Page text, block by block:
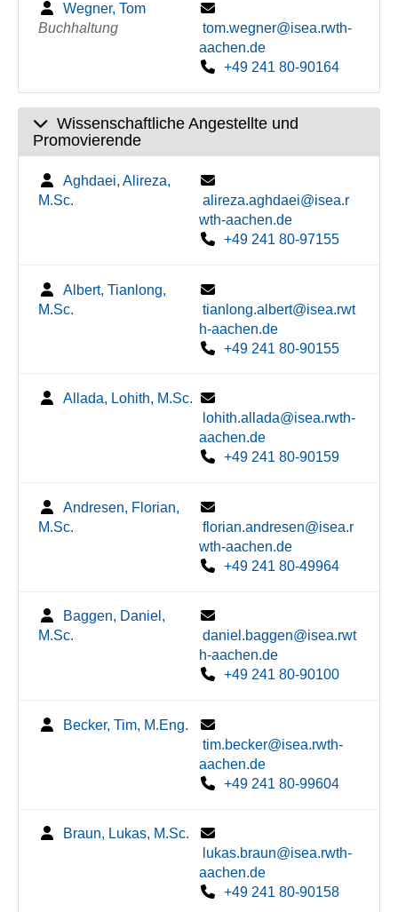
Wegner, Tom
Buchhaltung
tom.wegner@isea.rwth-
aachen.de
+49 241 80-90164
Wissenschaftliche Angestellte und
Promovierende
Aghdaei, Alireza,
M.Sc.
alireza.aghdaei@isea.r
wth-aachen.de
+49 241 80-97155
Albert, Tianlong,
M.Sc.
tianlong.albert@isea.rwt
h-aachen.de
+49 241 80-90155
Allada, Lohith, M.Sc.
lohith.allada@isea.rwth-
aachen.de
+49 241 80-90159
Andresen, Florian,
M.Sc.
florian.andresen@isea.r
wth-aachen.de
+49 241 80-49964
Baggen, Daniel,
M.Sc.
daniel.baggen@isea.rwt
h-aachen.de
+49 241 80-90100
Becker, Tim, M.Eng.
tim.becker@isea.rwth-
aachen.de
+49 241 80-99604
Braun, Lukas, M.Sc.
lukas.braun@isea.rwth-
aachen.de
+49 241 80-90158